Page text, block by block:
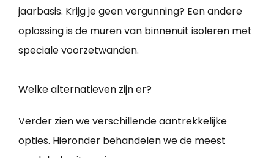
jaarbasis. Krijg je geen vergunning? Een andere
oplossing is de muren van binnenuit isoleren met
speciale voorzetwanden.
Welke alternatieven zijn er?
Verder zien we verschillende aantrekkelijke
opties. Hieronder behandelen we de meest